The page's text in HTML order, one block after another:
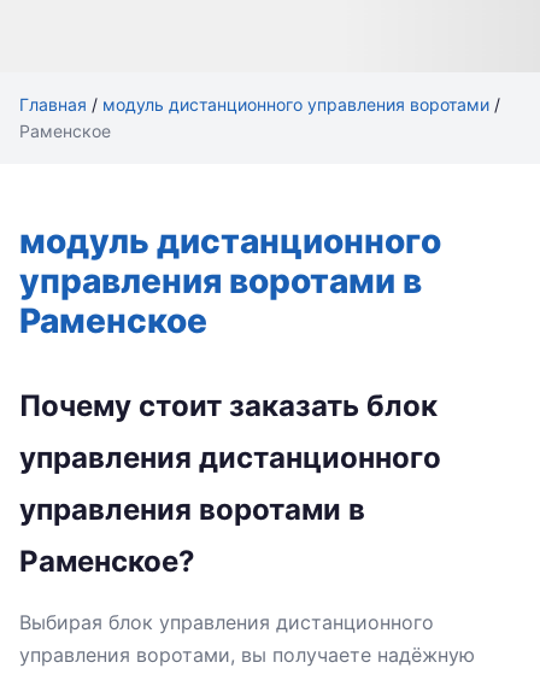
Главная / модуль дистанционного управления воротами /
Раменское
модуль дистанционного
управления воротами в
Раменское
Почему стоит заказать блок
управления дистанционного
управления воротами в
Раменское?
Выбирая блок управления дистанционного
управления воротами, вы получаете надёжную